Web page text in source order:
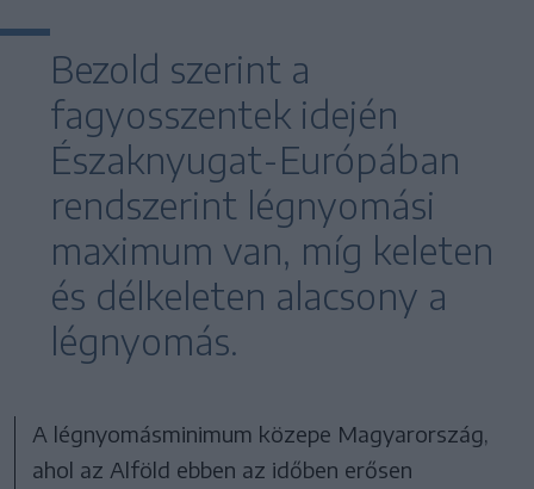
Bezold szerint a
fagyosszentek idején
Északnyugat-Európában
rendszerint légnyomási
maximum van, míg keleten
és délkeleten alacsony a
légnyomás.
A légnyomásminimum közepe Magyarország,
ahol az Alföld ebben az időben erősen